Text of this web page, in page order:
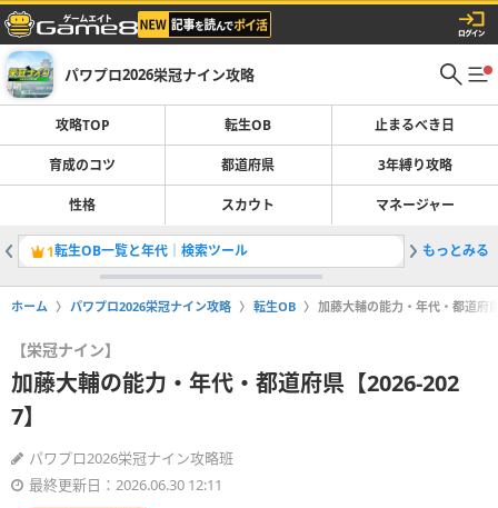
パワプロ2026栄冠ナイン攻略
攻略TOP 転生OB 止まるべき日
育成のコツ 都道府県 3年縛り攻略
性格 スカウト マネージャー
1転生OB一覧と年代｜検索ツール 2止まる
もっとみる
ホーム パワプロ2026栄冠ナイン攻略 転生OB 加藤大輔の能力・年代・都道府
【栄冠ナイン】
加藤大輔の能力・年代・都道府県【2026-202
7】
パワプロ2026栄冠ナイン攻略班
最終更新日：2026.06.30 12:11